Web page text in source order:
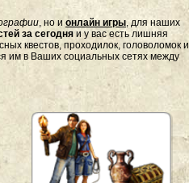
, но и онлайн игры, для наших
за сегодня и у вас есть лишняя
квестов, проходилок, головоломок и
им в Ваших социальных сетях между